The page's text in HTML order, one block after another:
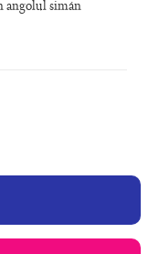
angolul simán